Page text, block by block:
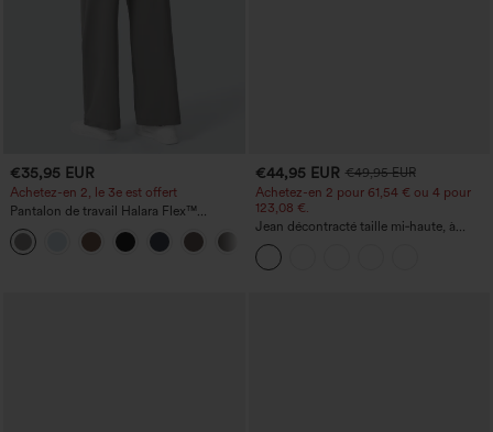
€35,95 EUR
Achetez-en 2, le 3e est offert
Pantalon de travail Halara Flex™
DayStretch à taille haute, avec poches et
coupe droite
€44,95 EUR €49,95 EUR
Achetez-en 2 pour 61,54 € ou 4 pour
123,08 €.
Jean décontracté taille mi‑haute, à
cordon de serrage, avec poches